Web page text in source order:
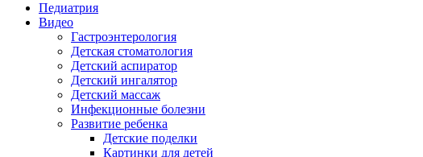
Педиатрия
Видео
Гастроэнтерология
Детская стоматология
Детский аспиратор
Детский ингалятор
Детский массаж
Инфекционные болезни
Развитие ребенка
Детские поделки
Картинки для детей